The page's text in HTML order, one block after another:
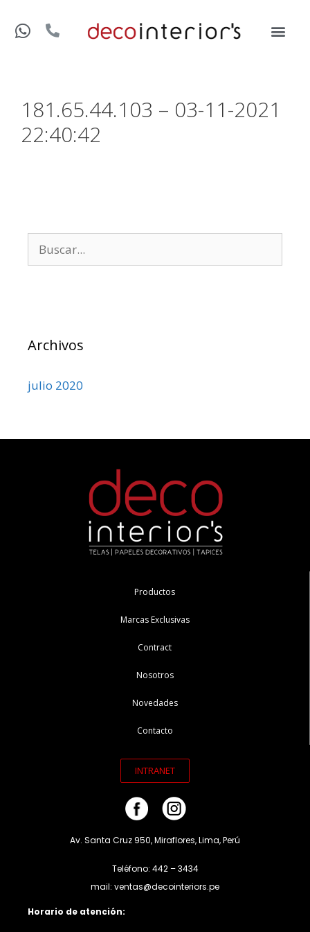
181.65.44.103 – 03-11-2021
22:40:42
Archivos
julio 2020
Productos
Marcas Exclusivas
Contract
Nosotros
Novedades
Contacto
INTRANET
Av. Santa Cruz 950, Miraflores, Lima, Perú
Teléfono: 442 – 3434
mail: ventas@decointeriors.pe
Horario de atención: